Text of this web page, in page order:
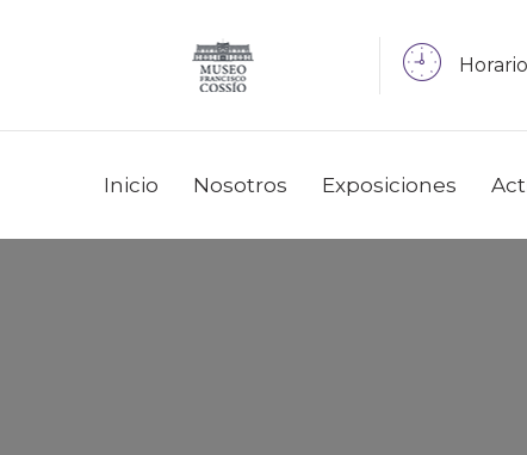
Inicio Nosotros Exposiciones